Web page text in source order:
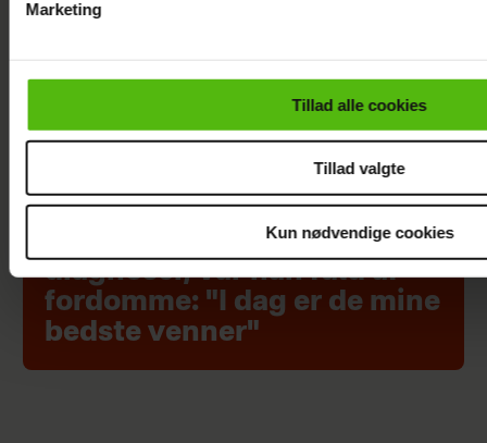
cookiepolitik.
Marketing
Tillad alle cookies
Tillad valgte
Kun nødvendige cookies
Da Lars Rasmussen fik sine
diagnoser, var han fuld af
fordomme: "I dag er de mine
bedste venner"